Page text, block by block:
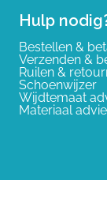
Hulp
Bestellen &
Verzenden &
Ruilen &
Schoenwijzer
Wijdtemaat
Materiaal